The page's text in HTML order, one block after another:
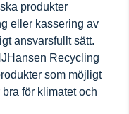
produkter
eller kassering av
ansvarsfullt sätt.
Recycling
som möjligt
för klimatet och